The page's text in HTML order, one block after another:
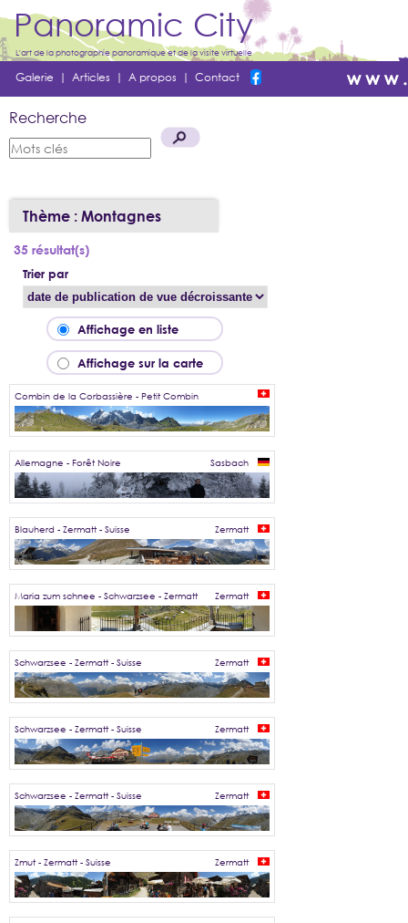
Panoramic City
L'art de la photographie panoramique et de la visite virtuelle
Galerie | Articles | A propos | Contact
Recherche
Thème : Montagnes
35 résultat(s)
Trier par
Affichage en liste
Affichage sur la carte
Combin de la Corbassière - Petit Combin
Allemagne - Forêt Noire Sasbach
Blauherd - Zermatt - Suisse Zermatt
Maria zum schnee - Schwarzsee - Zermatt Zermatt
Schwarzsee - Zermatt - Suisse Zermatt
Schwarzsee - Zermatt - Suisse Zermatt
Schwarzsee - Zermatt - Suisse Zermatt
Zmut - Zermatt - Suisse Zermatt